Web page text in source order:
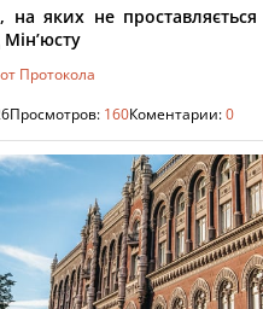
на яких не проставляється
Мін’юсту
Протокола
Просмотров: 160Коментарии:0